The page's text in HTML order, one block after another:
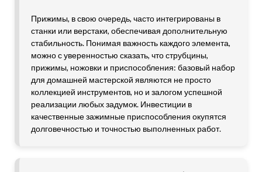
Прижимы, в свою очередь, часто интегрированы в
станки или верстаки, обеспечивая дополнительную
стабильность. Понимая важность каждого элемента,
можно с уверенностью сказать, что струбцины,
прижимы, ножовки и приспособления: базовый набор
для домашней мастерской являются не просто
коллекцией инструментов, но и залогом успешной
реализации любых задумок. Инвестиции в
качественные зажимные приспособления окупятся
долговечностью и точностью выполненных работ.